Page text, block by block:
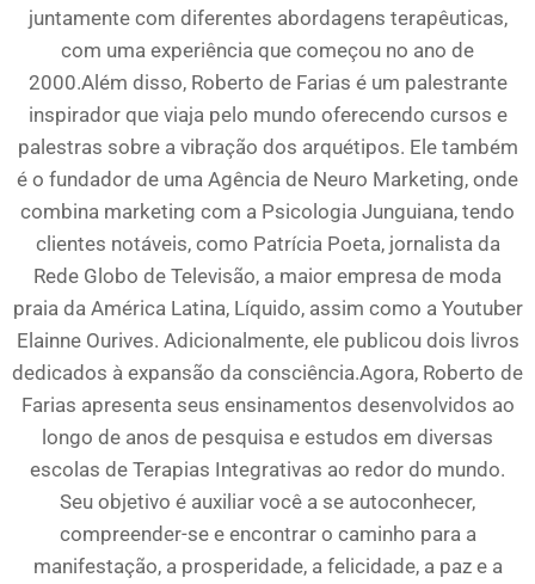
juntamente com diferentes abordagens terapêuticas,
com uma experiência que começou no ano de
2000.Além disso, Roberto de Farias é um palestrante
inspirador que viaja pelo mundo oferecendo cursos e
palestras sobre a vibração dos arquétipos. Ele também
é o fundador de uma Agência de Neuro Marketing, onde
combina marketing com a Psicologia Junguiana, tendo
clientes notáveis, como Patrícia Poeta, jornalista da
Rede Globo de Televisão, a maior empresa de moda
praia da América Latina, Líquido, assim como a Youtuber
Elainne Ourives. Adicionalmente, ele publicou dois livros
dedicados à expansão da consciência.Agora, Roberto de
Farias apresenta seus ensinamentos desenvolvidos ao
longo de anos de pesquisa e estudos em diversas
escolas de Terapias Integrativas ao redor do mundo.
Seu objetivo é auxiliar você a se autoconhecer,
compreender-se e encontrar o caminho para a
manifestação, a prosperidade, a felicidade, a paz e a